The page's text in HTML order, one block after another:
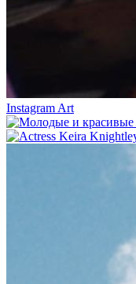
Instagram Art